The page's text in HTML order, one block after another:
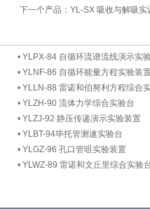
下一个产品： YL-SX 吸收与解吸实
• YLPX-84 自循环流谱流线演示实
• YLNF-86 自循环能量方程实验装
• YLLN-88 雷诺和伯努利方程综合
• YLZH-90 流体力学综合实验台
• YLZJ-92 静压传递演示实验装置
• YLBT-94毕托管测速实验台
• YLGZ-96 孔口管咀实验装置
• YLWZ-89 雷诺和文丘里综合实验